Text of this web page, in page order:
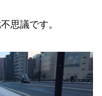
思議です。